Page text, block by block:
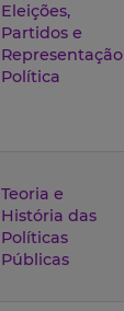
Eleições,
Partidos e
Representação
Política
Teoria e
História das
Políticas
Públicas